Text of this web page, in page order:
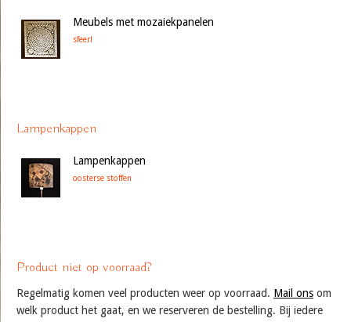
Meubels met mozaiekpanelen
sfeer!
Lampenkappen
Lampenkappen
oosterse stoffen
Product niet op voorraad?
Regelmatig komen veel producten weer op voorraad. Mail ons om
welk product het gaat, en we reserveren de bestelling. Bij iedere